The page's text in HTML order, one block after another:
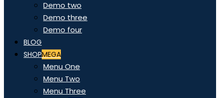
Demo two
Demo three
Demo four
BLOG
SHOPMEGA
Menu One
Menu Two
Menu Three